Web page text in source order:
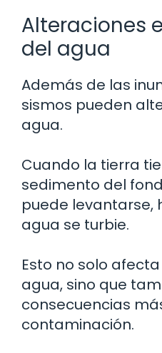
Alteraciones
del agua
Además de las
sismos pueden
agua.
Cuando la tierra
sedimento del
puede levantarse,
agua se turbie.
Esto no solo
agua, sino que
consecuencias
contaminación.